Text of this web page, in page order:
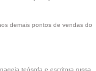
demais pontos de vendas do
teósofa e escritora russa,